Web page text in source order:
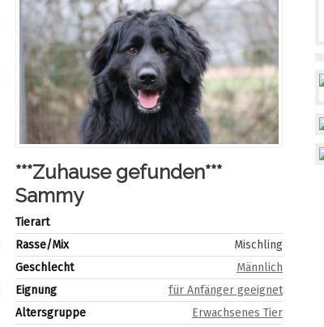
***Zuhause gefunden***
Sammy
Tierart
Rasse/Mix
Mischling
Geschlecht
Männlich
Eignung
für Anfänger geeignet
Altersgruppe
Erwachsenes Tier